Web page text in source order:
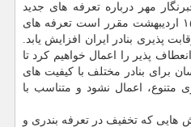
مهر درباره تعرفه های جدید
بندری اظهار داشت: امسال از ۱۵ اردیبهشت مقرر است تعرفه های
پذیری بنادر ایران افزایش یابد.
پذیر را اعمال خواهیم كرد تا
برای بنادر مختلف با كیفیت های
متنوع، اعمال نشود و متناسب با
هایی كه تخفیف در تعرفه بندری و